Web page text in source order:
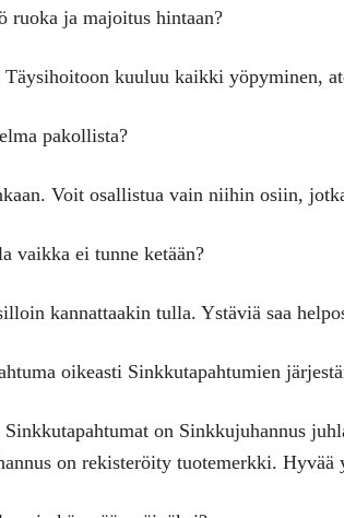
ruoka ja majoitus hintaan?
kuuluu kaikki yöpyminen,
pakollista?
Voit osallistua vain niihin osiin,
vaikka ei tunne ketään?
kannattaakin tulla. Ystäviä saa
oikeasti Sinkkutapahtumien
on Sinkkujuhannus
on rekisteröity tuotemerkki. Hyvää